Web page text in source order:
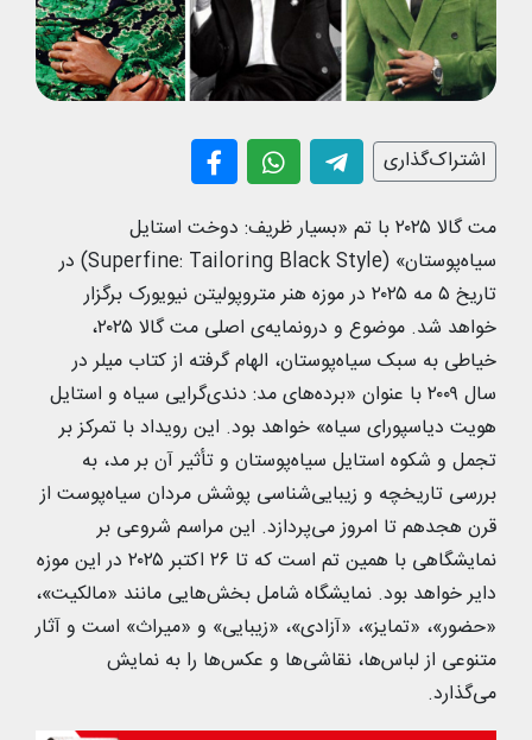
اشتراک‌گذاری
مت گالا ۲۰۲۵ با تم «بسیار ظریف: دوخت استایل
سیاه‌پوستان» (Superfine: Tailoring Black Style) در
تاریخ ۵ مه ۲۰۲۵ در موزه هنر متروپولیتن نیویورک برگزار
خواهد شد. موضوع و درونمایه‌ی اصلی مت گالا ۲۰۲۵،
خیاطی به سبک سیاه‌پوستان، الهام گرفته از کتاب میلر در
سال ۲۰۰۹ با عنوان «برده‌های مد: دندی‌گرایی سیاه و استایل
هویت دیاسپورای سیاه» خواهد بود. این رویداد با تمرکز بر
تجمل و شکوه استایل سیاه‌پوستان و تأثیر آن بر مد، به
بررسی تاریخچه و زیبایی‌شناسی پوشش مردان سیاه‌پوست از
قرن هجدهم تا امروز می‌پردازد. این مراسم شروعی بر
نمایشگاهی با همین تم است که تا ۲۶ اکتبر ۲۰۲۵ در این موزه
دایر خواهد بود. نمایشگاه شامل بخش‌هایی مانند «مالکیت»،
«حضور»، «تمایز»، «آزادی»، «زیبایی» و «میراث» است و آثار
متنوعی از لباس‌ها، نقاشی‌ها و عکس‌ها را به نمایش
می‌گذارد.